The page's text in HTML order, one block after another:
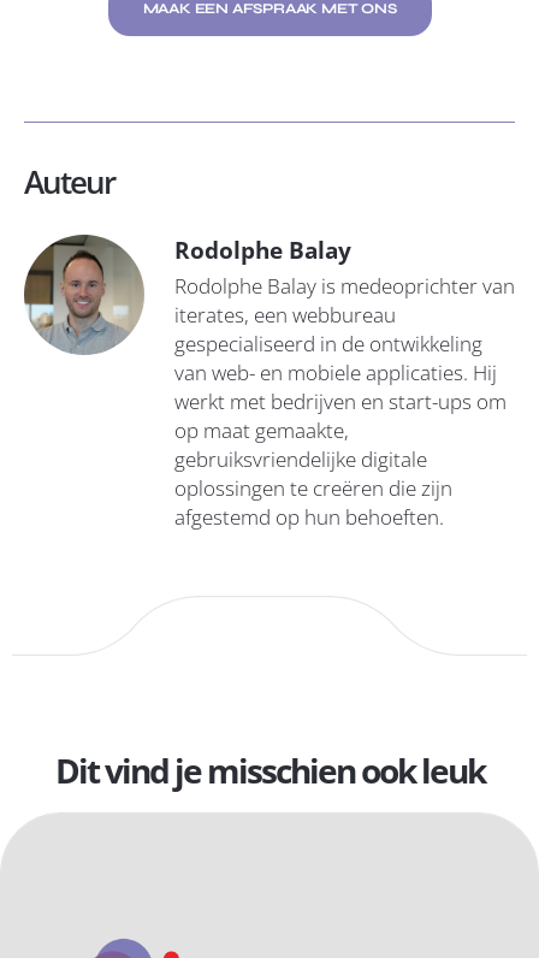
MAAK EEN AFSPRAAK MET ONS
Auteur
Rodolphe Balay
Rodolphe Balay is medeoprichter van
iterates, een webbureau
gespecialiseerd in de ontwikkeling
van web- en mobiele applicaties. Hij
werkt met bedrijven en start-ups om
op maat gemaakte,
gebruiksvriendelijke digitale
oplossingen te creëren die zijn
afgestemd op hun behoeften.
Dit vind je misschien ook leuk